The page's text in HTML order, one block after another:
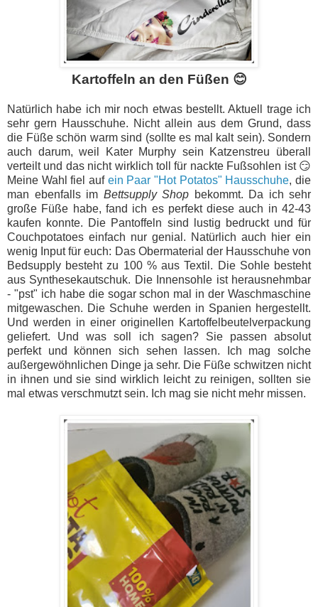
Kartoffeln an den Füßen 😊
Natürlich habe ich mir noch etwas bestellt. Aktuell trage ich
sehr gern Hausschuhe. Nicht allein aus dem Grund, dass
die Füße schön warm sind (sollte es mal kalt sein). Sondern
auch darum, weil Kater Murphy sein Katzenstreu überall
verteilt und das nicht wirklich toll für nackte Fußsohlen ist 😏
Meine Wahl fiel auf ein Paar "Hot Potatos" Hausschuhe, die
man ebenfalls im Bettsupply Shop bekommt. Da ich sehr
große Füße habe, fand ich es perfekt diese auch in 42-43
kaufen konnte. Die Pantoffeln sind lustig bedruckt und für
Couchpotatoes einfach nur genial. Natürlich auch hier ein
wenig Input für euch: Das Obermaterial der Hausschuhe von
Bedsupply besteht zu 100 % aus Textil. Die Sohle besteht
aus Synthesekautschuk. Die Innensohle ist herausnehmbar
- "pst" ich habe die sogar schon mal in der Waschmaschine
mitgewaschen. Die Schuhe werden in Spanien hergestellt.
Und werden in einer originellen Kartoffelbeutelverpackung
geliefert. Und was soll ich sagen? Sie passen absolut
perfekt und können sich sehen lassen. Ich mag solche
außergewöhnlichen Dinge ja sehr. Die Füße schwitzen nicht
in ihnen und sie sind wirklich leicht zu reinigen, sollten sie
mal etwas verschmutzt sein. Ich mag sie nicht mehr missen.